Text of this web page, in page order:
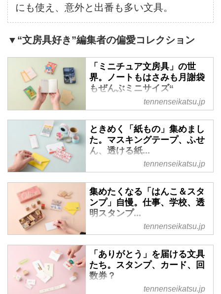
にも使え、意外と出番も多い文具。
▼“文房具好き”編集者の偏愛コレクション
「ミニチュア文房具」の世
界。ノートもはさみも月謝袋
もぜんぶミニサイズ“
tennenseikatsu.jp
ときめく「紙もの」集めまし
た。マスキングテープ、ふせ
ん、透ける紙...
tennenseikatsu.jp
集めたくなる「はんこ＆スタ
ンプ」自慢。仕事、学校、透
明スタンプ...
tennenseikatsu.jp
「ありがとう」を届ける文具
たち。スタンプ、カード、回
数券？
tennenseikatsu.jp